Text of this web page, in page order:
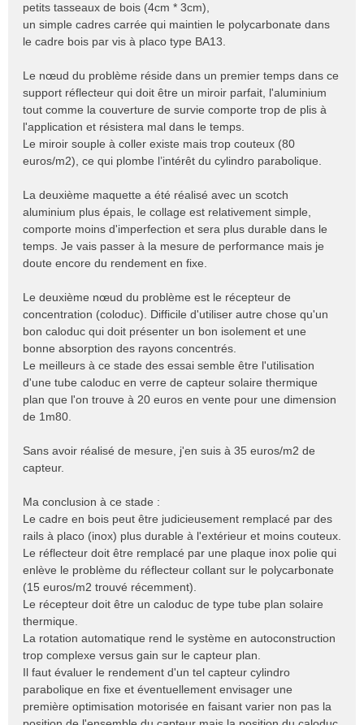
petits tasseaux de bois (4cm * 3cm),
un simple cadres carrée qui maintien le polycarbonate dans
le cadre bois par vis à placo type BA13.
Le nœud du problème réside dans un premier temps dans ce
support réflecteur qui doit être un miroir parfait, l'aluminium
tout comme la couverture de survie comporte trop de plis à
l'application et résistera mal dans le temps.
Le miroir souple à coller existe mais trop couteux (80
euros/m2), ce qui plombe l’intérêt du cylindro parabolique.
La deuxième maquette a été réalisé avec un scotch
aluminium plus épais, le collage est relativement simple,
comporte moins d'imperfection et sera plus durable dans le
temps. Je vais passer à la mesure de performance mais je
doute encore du rendement en fixe.
Le deuxième nœud du problème est le récepteur de
concentration (coloduc). Difficile d'utiliser autre chose qu'un
bon caloduc qui doit présenter un bon isolement et une
bonne absorption des rayons concentrés.
Le meilleurs à ce stade des essai semble être l'utilisation
d'une tube caloduc en verre de capteur solaire thermique
plan que l'on trouve à 20 euros en vente pour une dimension
de 1m80.
Sans avoir réalisé de mesure, j'en suis à 35 euros/m2 de
capteur.
Ma conclusion à ce stade :
Le cadre en bois peut être judicieusement remplacé par des
rails à placo (inox) plus durable à l'extérieur et moins couteux.
Le réflecteur doit être remplacé par une plaque inox polie qui
enlève le problème du réflecteur collant sur le polycarbonate
(15 euros/m2 trouvé récemment).
Le récepteur doit être un caloduc de type tube plan solaire
thermique.
La rotation automatique rend le système en autoconstruction
trop complexe versus gain sur le capteur plan.
Il faut évaluer le rendement d'un tel capteur cylindro
parabolique en fixe et éventuellement envisager une
première optimisation motorisée en faisant varier non pas la